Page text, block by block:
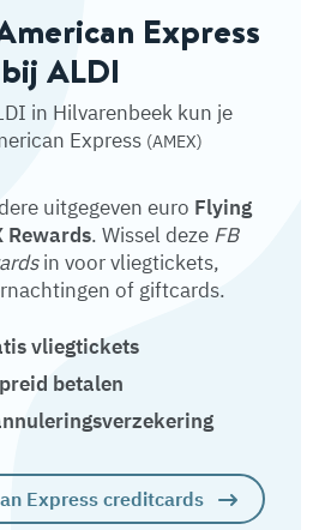
Express
ALDI
in Hilvarenbeek kun je
Express (AMEX)
uitgegeven euro Flying
Rewards. Wissel deze FB
in voor vliegtickets,
of giftcards.
vliegtickets
betalen
Express creditcards